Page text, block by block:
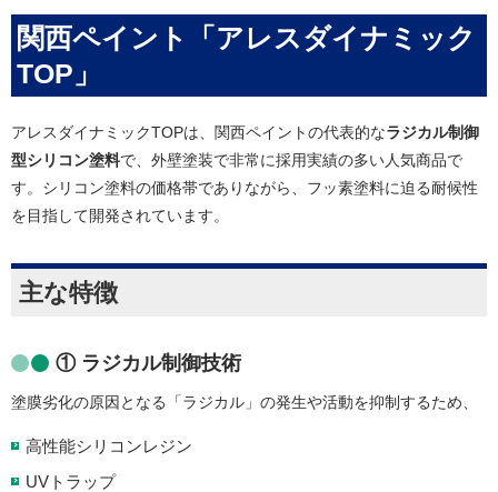
関西ペイント「アレスダイナミック
TOP」
アレスダイナミックTOPは、関西ペイントの代表的なラジカル制御
型シリコン塗料で、外壁塗装で非常に採用実績の多い人気商品で
す。シリコン塗料の価格帯でありながら、フッ素塗料に迫る耐候性
を目指して開発されています。
主な特徴
① ラジカル制御技術
塗膜劣化の原因となる「ラジカル」の発生や活動を抑制するため、
高性能シリコンレジン
UVトラップ